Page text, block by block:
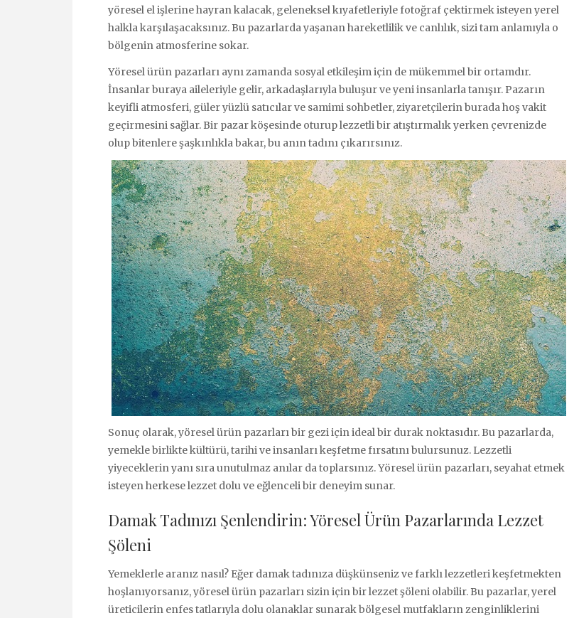
yöresel el işlerine hayran kalacak, geleneksel kıyafetleriyle fotoğraf çektirmek isteyen yerel
halkla karşılaşacaksınız. Bu pazarlarda yaşanan hareketlilik ve canlılık, sizi tam anlamıyla o
bölgenin atmosferine sokar.
Yöresel ürün pazarları aynı zamanda sosyal etkileşim için de mükemmel bir ortamdır.
İnsanlar buraya aileleriyle gelir, arkadaşlarıyla buluşur ve yeni insanlarla tanışır. Pazarın
keyifli atmosferi, güler yüzlü satıcılar ve samimi sohbetler, ziyaretçilerin burada hoş vakit
geçirmesini sağlar. Bir pazar köşesinde oturup lezzetli bir atıştırmalık yerken çevrenizde
olup bitenlere şaşkınlıkla bakar, bu anın tadını çıkarırsınız.
Sonuç olarak, yöresel ürün pazarları bir gezi için ideal bir durak noktasıdır. Bu pazarlarda,
yemekle birlikte kültürü, tarihi ve insanları keşfetme fırsatını bulursunuz. Lezzetli
yiyeceklerin yanı sıra unutulmaz anılar da toplarsınız. Yöresel ürün pazarları, seyahat etmek
isteyen herkese lezzet dolu ve eğlenceli bir deneyim sunar.
Damak Tadınızı Şenlendirin: Yöresel Ürün Pazarlarında Lezzet
Şöleni
Yemeklerle aranız nasıl? Eğer damak tadınıza düşkünseniz ve farklı lezzetleri keşfetmekten
hoşlanıyorsanız, yöresel ürün pazarları sizin için bir lezzet şöleni olabilir. Bu pazarlar, yerel
üreticilerin enfes tatlarıyla dolu olanaklar sunarak bölgesel mutfakların zenginliklerini